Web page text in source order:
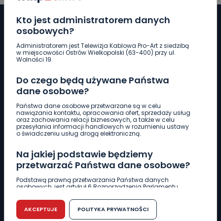
Kto jest administratorem danych
osobowych?
Administratorem jest Telewizja Kablowa Pro-Art z siedzibą
w miejscowości Ostrów Wielkopolski (63-400) przy ul.
Wolności 19.
Do czego będą używane Państwa
dane osobowe?
Państwa dane osobowe przetwarzane są w celu
nawiązania kontaktu, opracowania ofert, sprzedaży usług
oraz zachowania relacji biznesowych, a także w celu
przesyłania informacji handlowych w rozumieniu ustawy
o świadczeniu usług drogą elektroniczną.
Na jakiej podstawie będziemy
przetwarzać Państwa dane osobowe?
Podstawą prawną przetwarzania Państwa danych
osobowych, jest artykuł 6 Rozporządzenia Parlamentu
r. w sprawie ochrony osób fizycznych w związku z
przetwarzaniem danych osobowych w sprawie
swobodnego przepływu takich danych oraz uchylenia
AKCEPTUJE POLITYKA PRYWATNOŚCI
Pobierz logotyp
LINIA INTERWENCYJNA
661 997 997
REDAKCJA
62 735 22 22redakcja@wlkp24.info
DZIAŁ REKLAMY
62 735 01 85 reklama@wlkp24.info
WIADOMOŚCI